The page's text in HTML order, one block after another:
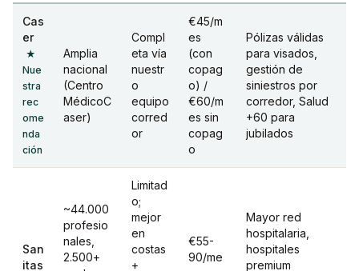
Cas
er
★
Nue
stra
rec
ome
nda
ción
Amplia
nacional
(Centro
MédicoC
aser)
Compl
eta vía
nuestr
o
equipo
corred
or
€45/m
es
(con
copag
o) /
€60/m
es sin
copag
o
Pólizas válidas
para visados,
gestión de
siniestros por
corredor, Salud
+60 para
jubilados
San
itas
~44.000
profesio
nales,
2.500+
Limitad
o;
mejor
en
costas
+
€55-
90/me
Mayor red
hospitalaria,
hospitales
premium